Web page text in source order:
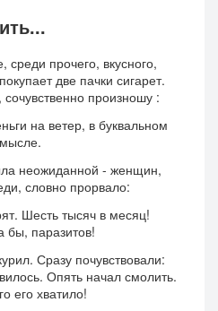
среди прочего, вкусного,
две пачки сигарет.
сочувственно произношу :
на ветер, в буквальном
неожиданной - женщин,
словно прорвало:
Шесть тысяч в месяц!
бы, паразитов!
Сразу почувствовали:
Опять начал смолить.
его хватило!